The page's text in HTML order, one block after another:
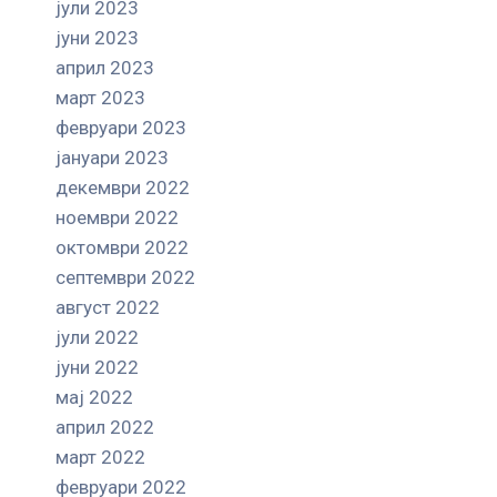
јули 2023
јуни 2023
април 2023
март 2023
февруари 2023
јануари 2023
декември 2022
ноември 2022
октомври 2022
септември 2022
август 2022
јули 2022
јуни 2022
мај 2022
април 2022
март 2022
февруари 2022